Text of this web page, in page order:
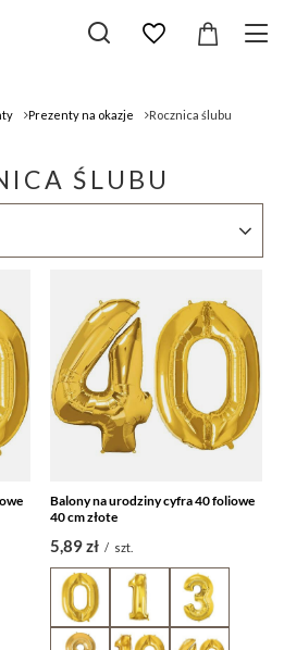
Prezenty na okazje Rocznica ślubu
ŚLUBU
Balony na urodziny cyfra 40 foliowe
40 cm złote
5,89 zł / szt.